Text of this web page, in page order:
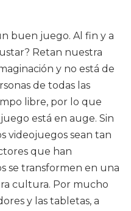
buen juego. Al fin y a
Retan nuestra
y no está de
de todas las
libre, por lo que
está en auge. Sin
videojuegos sean tan
que han
se transformen en una
cultura. Por mucho
y las tabletas, a